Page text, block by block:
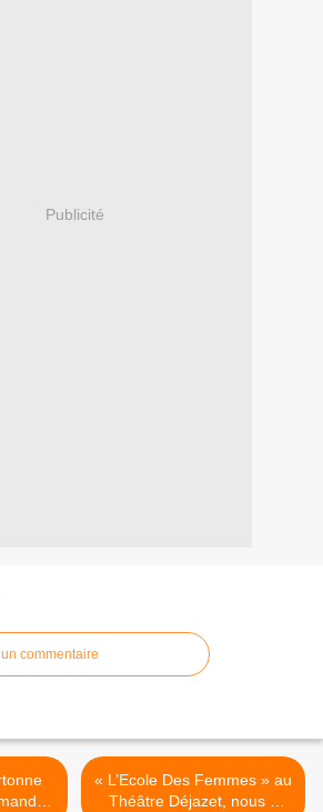
Publicité
commentaire
« L’Ecole Des Femmes » au
Théâtre Déjazet, nous y